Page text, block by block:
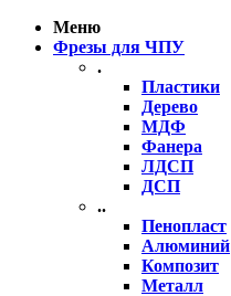
Меню
Фрезы для ЧПУ
.
Пластики
Дерево
МДФ
Фанера
ЛДСП
ДСП
..
Пенопласт
Алюминий
Композит
Металл